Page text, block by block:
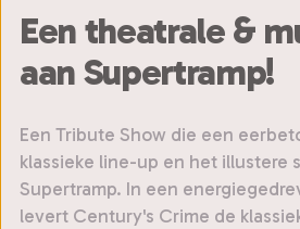
Een theatrale &
aan Supertramp!
Een Tribute Show die een
klassieke line-up en het illustere
Supertramp. In een
levert Century's Crime de